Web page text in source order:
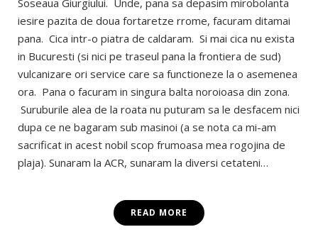
Soseaua Giurgiului. Unde, pana sa depasim mirobolanta
iesire pazita de doua fortaretze rrome, facuram ditamai
pana. Cica intr-o piatra de caldaram. Si mai cica nu exista
in Bucuresti (si nici pe traseul pana la frontiera de sud)
vulcanizare ori service care sa functioneze la o asemenea
ora. Pana o facuram in singura balta noroioasa din zona.
Suruburile alea de la roata nu puturam sa le desfacem nici
dupa ce ne bagaram sub masinoi (a se nota ca mi-am
sacrificat in acest nobil scop frumoasa mea rogojina de
plaja). Sunaram la ACR, sunaram la diversi cetateni…
READ MORE